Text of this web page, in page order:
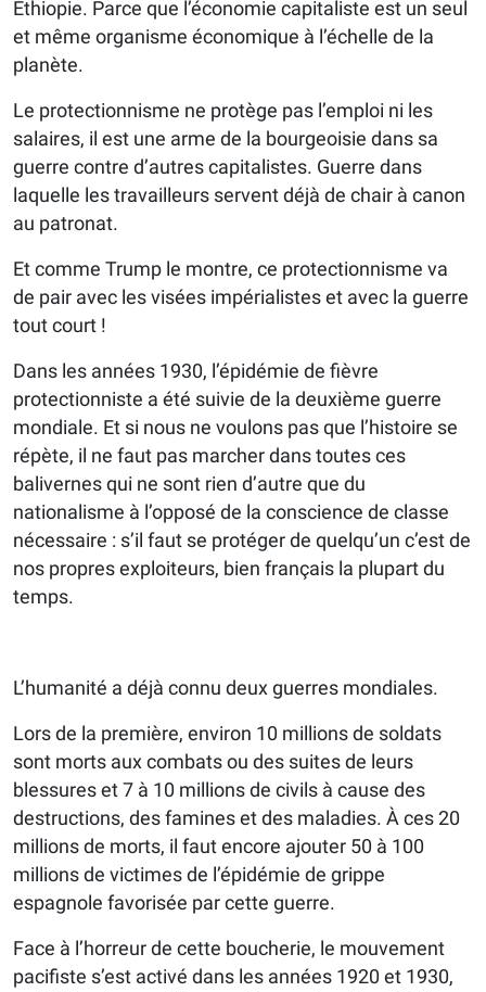
Éthiopie. Parce que l’économie capitaliste est un seul
et même organisme économique à l’échelle de la
planète.
Le protectionnisme ne protège pas l’emploi ni les
salaires, il est une arme de la bourgeoisie dans sa
guerre contre d’autres capitalistes. Guerre dans
laquelle les travailleurs servent déjà de chair à canon
au patronat.
Et comme Trump le montre, ce protectionnisme va
de pair avec les visées impérialistes et avec la guerre
tout court !
Dans les années 1930, l’épidémie de fièvre
protectionniste a été suivie de la deuxième guerre
mondiale. Et si nous ne voulons pas que l’histoire se
répète, il ne faut pas marcher dans toutes ces
balivernes qui ne sont rien d’autre que du
nationalisme à l’opposé de la conscience de classe
nécessaire : s’il faut se protéger de quelqu’un c’est de
nos propres exploiteurs, bien français la plupart du
temps.
L’humanité a déjà connu deux guerres mondiales.
Lors de la première, environ 10 millions de soldats
sont morts aux combats ou des suites de leurs
blessures et 7 à 10 millions de civils à cause des
destructions, des famines et des maladies. À ces 20
millions de morts, il faut encore ajouter 50 à 100
millions de victimes de l’épidémie de grippe
espagnole favorisée par cette guerre.
Face à l’horreur de cette boucherie, le mouvement
pacifiste s’est activé dans les années 1920 et 1930,